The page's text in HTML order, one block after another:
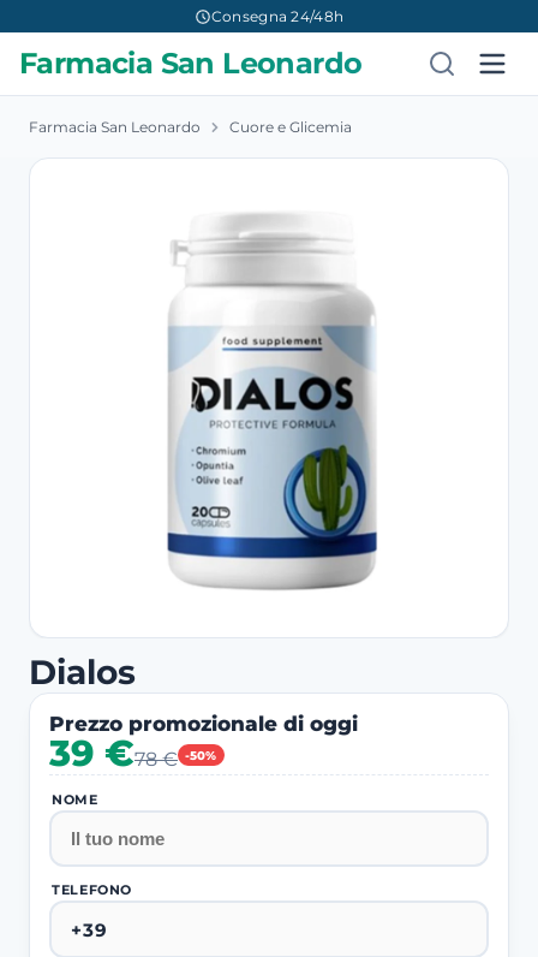
Consegna 24/48h
Farmacia San Leonardo
Farmacia San Leonardo Cuore e Glicemia
Dialos
Prezzo promozionale di oggi
-50%
39 €78 €
NOME
TELEFONO